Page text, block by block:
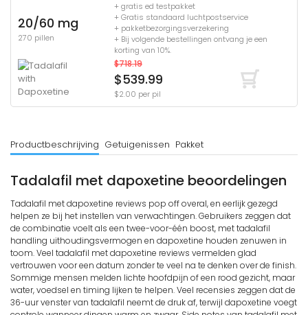
20/60 mg
270 pillen
+ gratis ed testpakket
+ Gratis standaard luchtpostservice
+ pakketbezorgingsverzekering
+ Bij volgende bestellingen ontvang je een
korting van 10%.
$718.19
$539.99
$2.00 per pil
Productbeschrijving Getuigenissen Pakket
Tadalafil met dapoxetine beoordelingen
Tadalafil met dapoxetine reviews pop off overal, en eerlijk gezegd
helpen ze bij het instellen van verwachtingen. Gebruikers zeggen dat
de combinatie voelt als een twee-voor-één boost, met tadalafil
handling uithoudingsvermogen en dapoxetine houden zenuwen in
toom. Veel tadalafil met dapoxetine reviews vermelden glad
vertrouwen voor een datum zonder te veel na te denken over de finish.
Sommige mensen melden lichte hoofdpijn of een rood gezicht, maar
water, voedsel en timing lijken te helpen. Veel recensies zeggen dat de
36-uur venster van tadalafil neemt de druk af, terwijl dapoxetine voegt